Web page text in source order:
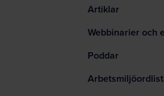
Artiklar
Webbinarier och
Poddar